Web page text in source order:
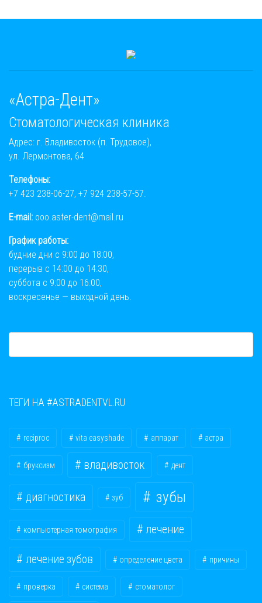
«Астра-Дент»
Стоматологическая клиника
Адрес: г. Владивосток (п. Трудовое),
ул. Лермонтова, 64
Телефоны:
+7 423 238-06-27, +7 924 238-57-57.
E-mail: ooo.aster-dent@mail.ru
График работы:
будние дни с 9:00 до 18:00,
перерыв с 14:00 до 14:30,
суббота с 9:00 до 16:00,
воскресенье — выходной день.
ТЕГИ НА #ASTRADENTVL.RU
reciproc vita easyshade аппарат астра
бруксизм владивосток дент
диагностика зуб зубы
компьютерная томография лечение
лечение зубов определение цвета причины
проверка система стоматолог